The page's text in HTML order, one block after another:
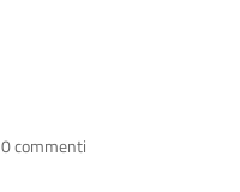
0 commenti